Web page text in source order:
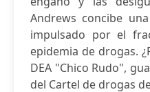
Andrews concibe
impulsado por el
epidemia de drogas.
DEA "Chico Rudo",
del Cartel de drogas